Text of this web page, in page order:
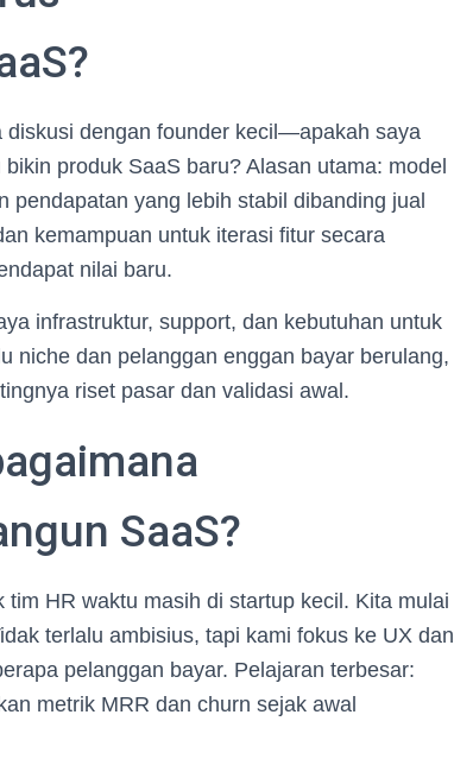
diskusi dengan founder kecil—apakah saya
produk SaaS baru? Alasan utama: model
pendapatan yang lebih stabil dibanding jual
kemampuan untuk iterasi fitur secara
nilai baru.
infrastruktur, support, dan kebutuhan untuk
niche dan pelanggan enggan bayar berulang,
riset pasar dan validasi awal.
SaaS?
HR waktu masih di startup kecil. Kita mulai
terlalu ambisius, tapi kami fokus ke UX dan
pelanggan bayar. Pelajaran terbesar:
metrik MRR dan churn sejak awal